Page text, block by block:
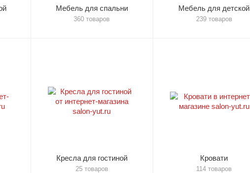
Мебель для спальни
360 товаров
Мебель для детской
239 товаров
Кресла для гостиной
25 товаров
Кровати
114 товаров